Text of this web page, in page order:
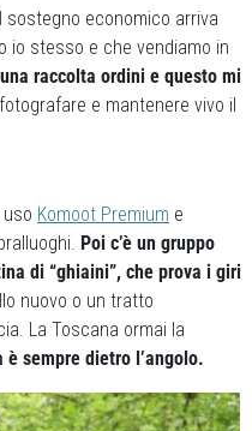
sostegno economico arriva
io stesso e che vendiamo in
raccolta ordini e questo mi
fotografare e mantenere vivo il
Komoot Premium e
Poi c’è un gruppo
di “ghiaini”, che prova i giri
nuovo o un tratto
La Toscana ormai la
è sempre dietro l’angolo.